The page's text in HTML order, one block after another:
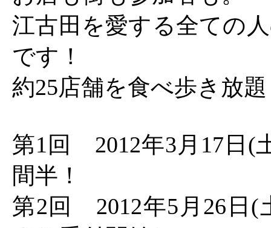
江古田を愛する全ての
です！
約25店舗を食べ歩き放
第1回 2012年3月17日(
間半！
第2回 2012年5月26日(